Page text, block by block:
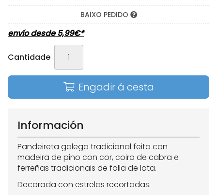
BAIXO PEDIDO
envío desde5,99€*
Cantidade
Engadir á cesta
Información
Pandeireta galega tradicional feita con
madeira de pino con cor, coiro de cabra e
ferreñas tradicionais de folla de lata.
Decorada con estrelas recortadas.